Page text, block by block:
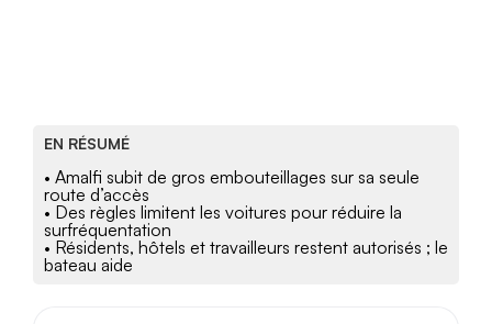
EN RÉSUMÉ
• Amalfi subit de gros embouteillages sur sa seule
route d’accès
• Des règles limitent les voitures pour réduire la
surfréquentation
• Résidents, hôtels et travailleurs restent autorisés ; le
bateau aide